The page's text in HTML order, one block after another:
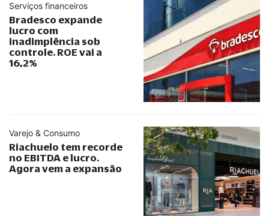
Serviços financeiros
Bradesco expande
lucro com
inadimplência sob
controle. ROE vai a
16,2%
Varejo & Consumo
Riachuelo tem recorde
no EBITDA e lucro.
Agora vem a expansão